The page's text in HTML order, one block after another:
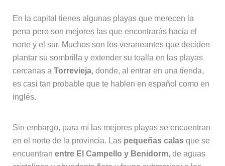
En la capital tienes algunas playas que merecen la
pena pero son mejores las que encontrarás hacia el
norte y el sur. Muchos son los veraneantes que deciden
plantar su sombrilla y extender su toalla en las playas
cercanas a Torrevieja, donde, al entrar en una tienda,
es casi tan probable que te hablen en español como en
inglés.
Sin embargo, para mí las mejores playas se encuentran
en el norte de la provincia. Laspequeñas calasque se
encuentran entre El Campello y Benidorm, de aguas